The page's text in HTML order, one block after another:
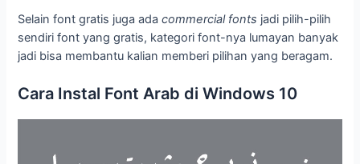
Selain font gratis juga adacommercial fonts jadi pilih-pilih
sendiri font yang gratis, kategori font-nya lumayan banyak
jadi bisa membantu kalian memberi pilihan yang beragam.
Cara Instal Font Arab di Windows 10